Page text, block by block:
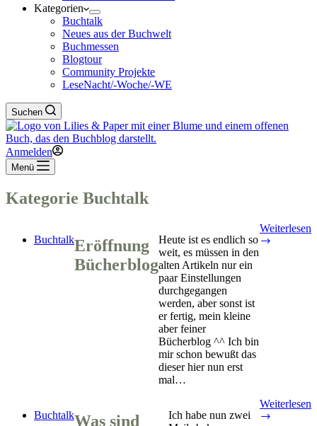
Kategorien
Buchtalk
Neues aus der Buchwelt
Buchmessen
Blogtour
Community Projekte
LeseNacht/-Woche/-WE
Suchen
Anmelden
Menü
Kategorie Buchtalk
BuchtalkEröffnung
Bücherblog
Heute ist es endlich so
weit, es müssen in den
alten Artikeln nur ein
paar Einstellungen
durchgegangen
werden, aber sonst ist
er fertig, mein kleine
aber feiner
Bücherblog ^^ Ich bin
mir schon bewußt das
dieser hier nun erst
mal…
Weiterlesen
BuchtalkWas sind
Ich habe nun zwei
Weiterlesen